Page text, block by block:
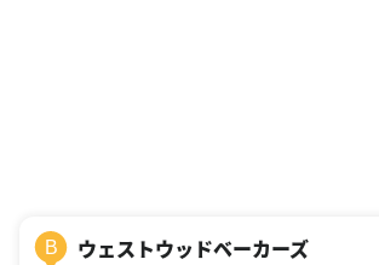
B ウェストウッドベーカーズ